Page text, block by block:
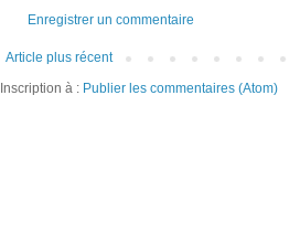
Enregistrer un commentaire
Article plus récent
Inscription à : Publier les commentaires (Atom)